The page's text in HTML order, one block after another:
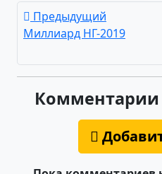
Предыдущий
Миллиард НГ-2019
Комментарии